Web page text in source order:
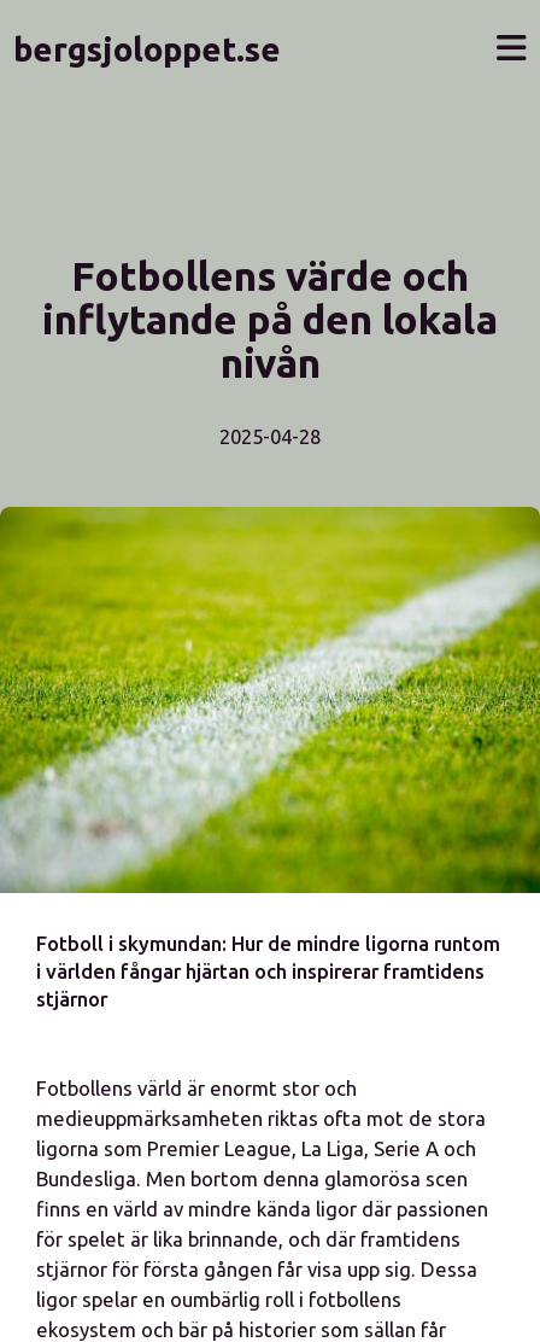
bergsjoloppet.se
Fotbollens värde och
inflytande på den lokala
nivån
2025-04-28
Fotboll i skymundan: Hur de mindre ligorna runtom
i världen fångar hjärtan och inspirerar framtidens
stjärnor
Fotbollens värld är enormt stor och
medieuppmärksamheten riktas ofta mot de stora
ligorna som Premier League, La Liga, Serie A och
Bundesliga. Men bortom denna glamorösa scen
finns en värld av mindre kända ligor där passionen
för spelet är lika brinnande, och där framtidens
stjärnor för första gången får visa upp sig. Dessa
ligor spelar en oumbärlig roll i fotbollens
ekosystem och bär på historier som sällan får